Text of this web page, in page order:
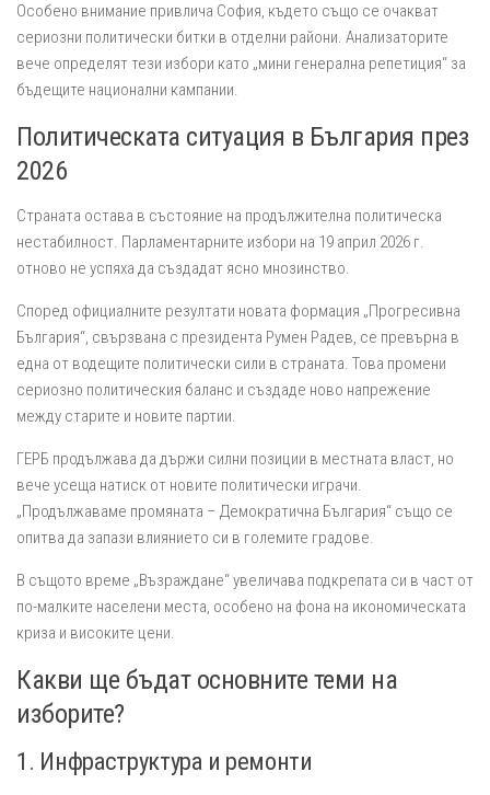
Особено внимание привлича София, където също се очакват
сериозни политически битки в отделни райони. Анализаторите
вече определят тези избори като „мини генерална репетиция“ за
бъдещите национални кампании.
Политическата ситуация в България през
2026
Страната остава в състояние на продължителна политическа
нестабилност. Парламентарните избори на 19 април 2026 г.
отново не успяха да създадат ясно мнозинство.
Според официалните резултати новата формация „Прогресивна
България“, свързвана с президента Румен Радев, се превърна в
една от водещите политически сили в страната. Това промени
сериозно политическия баланс и създаде ново напрежение
между старите и новите партии.
ГЕРБ продължава да държи силни позиции в местната власт, но
вече усеща натиск от новите политически играчи.
„Продължаваме промяната – Демократична България“ също се
опитва да запази влиянието си в големите градове.
В същото време „Възраждане“ увеличава подкрепата си в част от
по-малките населени места, особено на фона на икономическата
криза и високите цени.
Какви ще бъдат основните теми на
изборите?
1. Инфраструктура и ремонти